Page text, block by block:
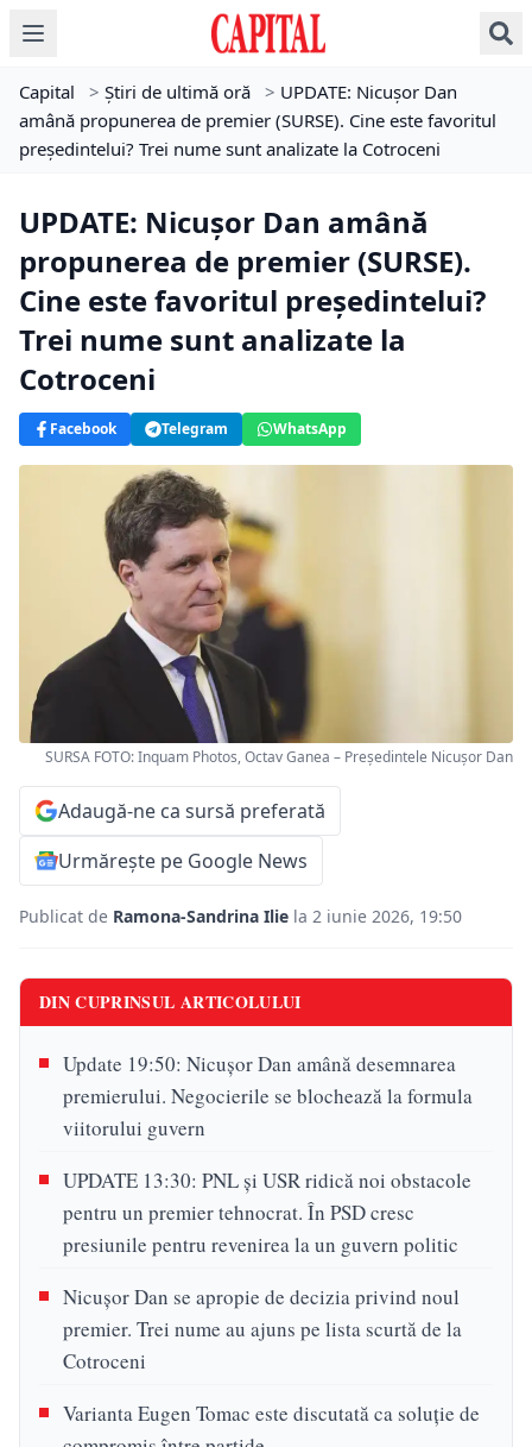
Capital > Știri de ultimă oră > UPDATE: Nicușor Dan
amână propunerea de premier (SURSE). Cine este favoritul
președintelui? Trei nume sunt analizate la Cotroceni
UPDATE: Nicușor Dan amână
propunerea de premier (SURSE).
Cine este favoritul președintelui?
Trei nume sunt analizate la
Cotroceni
Facebook Telegram WhatsApp
SURSA FOTO: Inquam Photos, Octav Ganea – Președintele Nicușor Dan
Adaugă-ne ca sursă preferată
Urmărește pe Google News
Publicat de Ramona-Sandrina Ilie la 2 iunie 2026, 19:50
DIN CUPRINSUL ARTICOLULUI
Update 19:50: Nicușor Dan amână desemnarea
premierului. Negocierile se blochează la formula
viitorului guvern
UPDATE 13:30: PNL și USR ridică noi obstacole
pentru un premier tehnocrat. În PSD cresc
presiunile pentru revenirea la un guvern politic
Nicușor Dan se apropie de decizia privind noul
premier. Trei nume au ajuns pe lista scurtă de la
Cotroceni
Varianta Eugen Tomac este discutată ca soluție de